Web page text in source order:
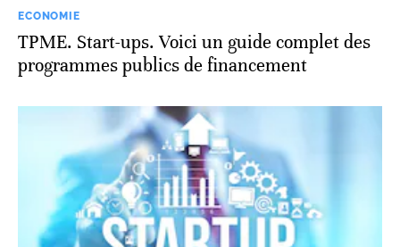
ECONOMIE
TPME. Start-ups. Voici un guide complet des
programmes publics de financement